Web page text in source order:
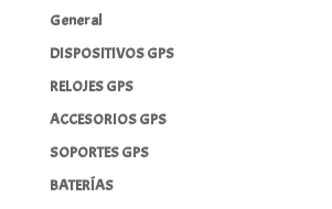
General
DISPOSITIVOS GPS
RELOJES GPS
ACCESORIOS GPS
SOPORTES GPS
BATERÍAS